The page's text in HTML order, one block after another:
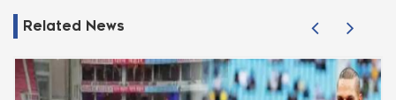
Related News